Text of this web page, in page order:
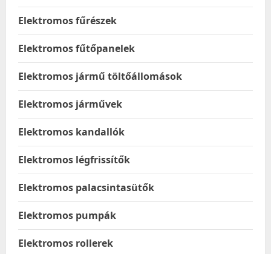
Elektromos fűrészek
Elektromos fűtőpanelek
Elektromos jármű töltőállomások
Elektromos járművek
Elektromos kandallók
Elektromos légfrissítők
Elektromos palacsintasütők
Elektromos pumpák
Elektromos rollerek